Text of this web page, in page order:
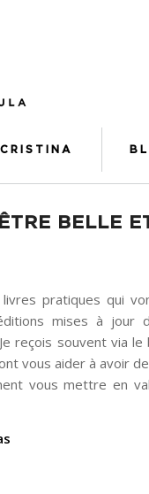
CRISTINA
BELLE
pratiques qui
mises à jour
reçois souvent via le
vous aider à avoir
vous mettre en